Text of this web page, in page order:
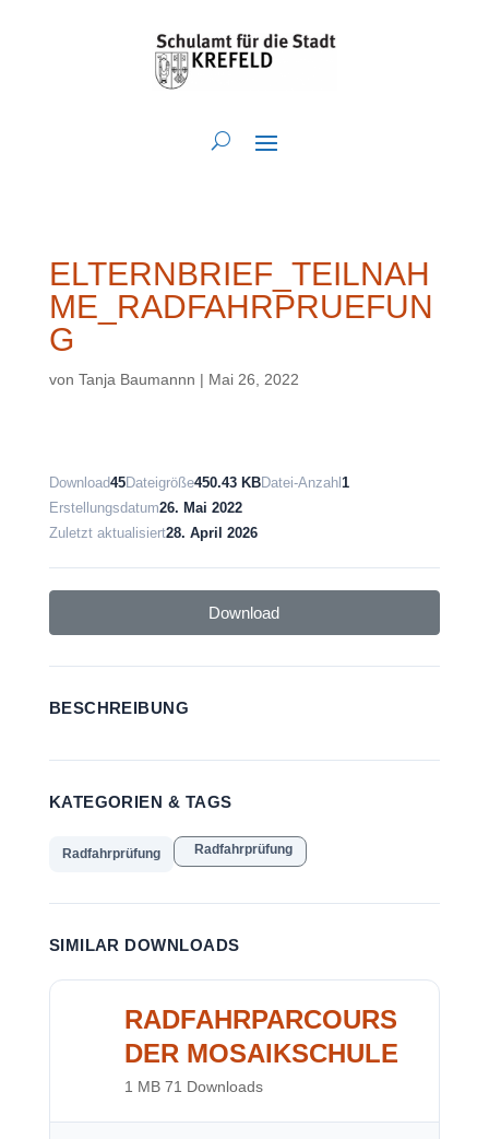
ELTERNBRIEF_TEILNAH
ME_RADFAHRPRUEFUN
G
von Tanja Baumannn | Mai 26, 2022
Download45Dateigröße450.43 KBDatei-Anzahl 1
Erstellungsdatum26. Mai 2022
Zuletzt aktualisiert28. April 2026
Download
BESCHREIBUNG
KATEGORIEN & TAGS
Radfahrprüfung Radfahrprüfung
SIMILAR DOWNLOADS
RADFAHRPARCOURS
DER MOSAIKSCHULE
1 MB 71 Downloads